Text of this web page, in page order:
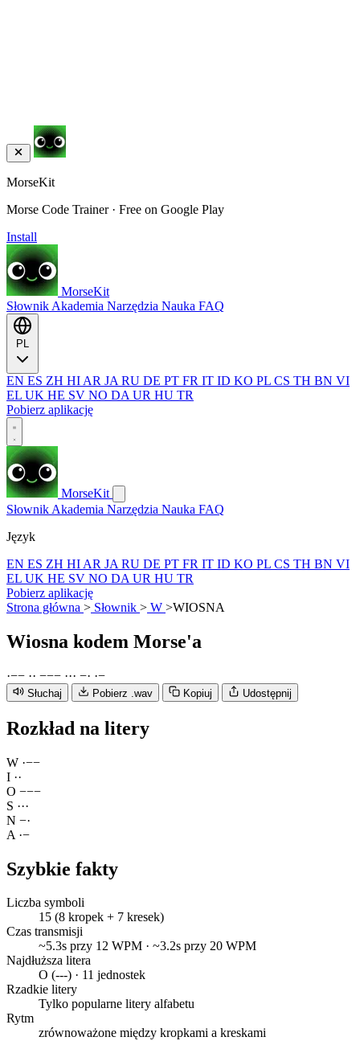
MorseKit
Morse Code Trainer · Free on Google Play
Install
MorseKit
Słownik Akademia Narzędzia Nauka FAQ
EN ES ZH HI AR JA RU DE PT FR IT ID KO PL CS TH BN VI
EL UK HE SV NO DA UR HU TR
Pobierz aplikację
MorseKit
Słownik Akademia Narzędzia Nauka FAQ
Język
EN ES ZH HI AR JA RU DE PT FR IT ID KO PL CS TH BN VI
EL UK HE SV NO DA UR HU TR
Pobierz aplikację
Strona główna > Słownik > W >WIOSNA
Wiosna kodem Morse'a
·−− ·· −−− ··· −· ·−
Słuchaj Pobierz .wav Kopiuj Udostępnij
Rozkład na litery
W ·−−
I ··
O −−−
S ···
N −·
A ·−
Szybkie fakty
Liczba symboli
15 (8 kropek + 7 kresek)
Czas transmisji
~5.3s przy 12 WPM · ~3.2s przy 20 WPM
Najdłuższa litera
O (---) · 11 jednostek
Rzadkie litery
Tylko popularne litery alfabetu
Rytm
zrównoważone między kropkami a kreskami